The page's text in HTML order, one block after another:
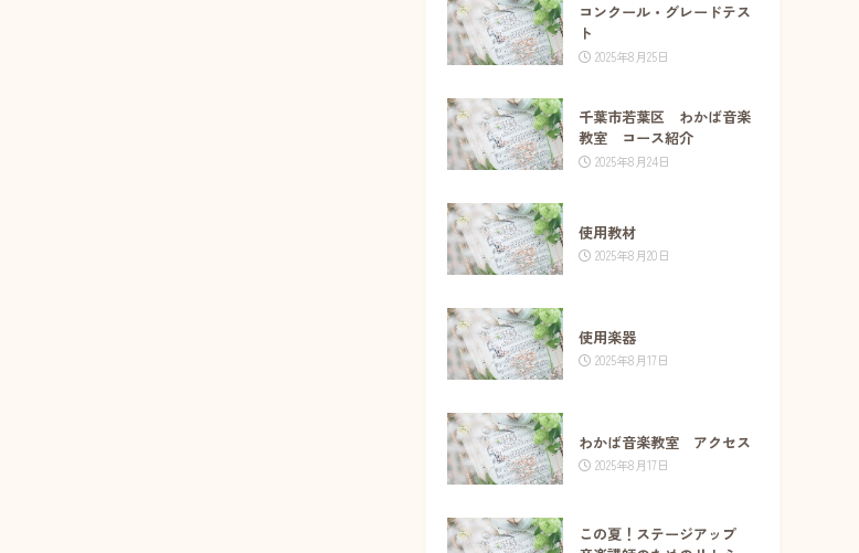
コンクール・グレードテス
ト
2025年8月25日
千葉市若葉区 わかば音楽
教室 コース紹介
2025年8月24日
使用教材
2025年8月20日
使用楽器
2025年8月17日
わかば音楽教室 アクセス
2025年8月17日
この夏！ステージアップ